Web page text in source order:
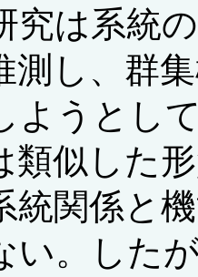
究は系統
測し、群
ようとし
類似した
統関係と
い。した